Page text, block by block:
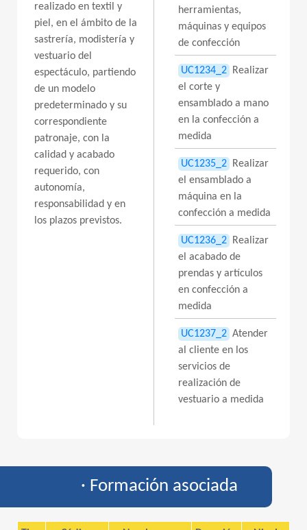
realizado en textil y
piel, en el ámbito de la
sastrería, modistería y
vestuario del
espectáculo, partiendo
de un modelo
predeterminado y su
correspondiente
patronaje, con la
calidad y acabado
requerido, con
autonomía,
responsabilidad y en
los plazos previstos.
herramientas,
máquinas y equipos
de confección
UC1234_2
Realizar
el corte y
ensamblado a mano
en la confección a
medida
UC1235_2
Realizar
el ensamblado a
máquina en la
confección a medida
UC1236_2
Realizar
el acabado de
prendas y artículos
en confección a
medida
UC1237_2 Atender
al cliente en los
servicios de
realización de
vestuario a medida
· Formación asociada